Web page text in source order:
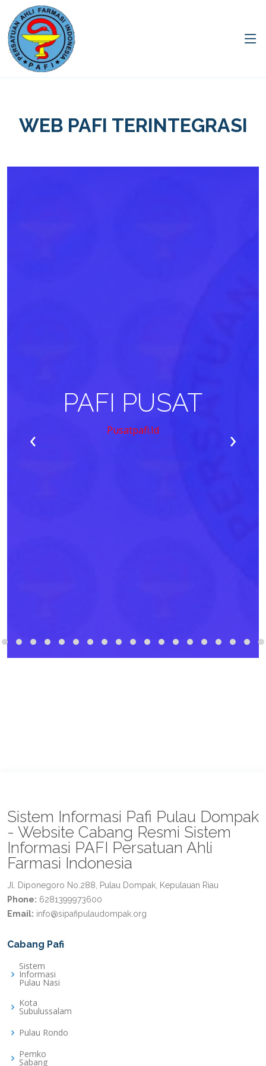
WEB PAFI TERINTEGRASI
PAFI PUSAT
Pusatpafi.id
‹ ›
Sistem Informasi Pafi Pulau Dompak
- Website Cabang Resmi Sistem
Informasi PAFI Persatuan Ahli
Farmasi Indonesia
Jl. Diponegoro No.288, Pulau Dompak, Kepulauan Riau
Phone: 6281399973600
Email: info@sipafipulaudompak.org
Cabang Pafi
Sistem
Informasi
Pulau Nasi
Kota
Subulussalam
Pulau Rondo
Pemko
Sabang